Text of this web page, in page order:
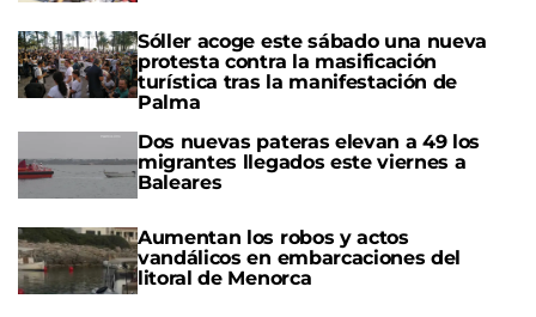
Sóller acoge este sábado una nueva
protesta contra la masificación
turística tras la manifestación de
Palma
Dos nuevas pateras elevan a 49 los
migrantes llegados este viernes a
Baleares
Aumentan los robos y actos
vandálicos en embarcaciones del
litoral de Menorca